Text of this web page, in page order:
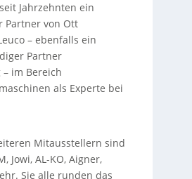
Jahrzehnten ein
Partner von Ott
– ebenfalls ein
Partner
– im Bereich
als Experte bei
Mitausstellern sind
Jowi, AL-KO, Aigner,
Sie alle runden das